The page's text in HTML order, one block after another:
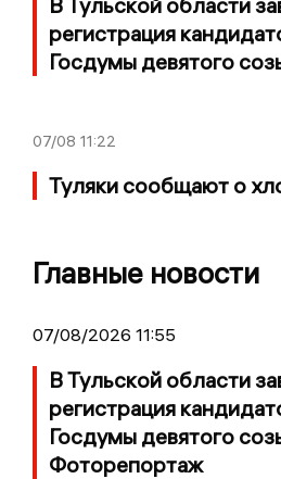
регистрация
Госдумы девятого
07/08 11:22
Туляки сообщают о
Главные новости
07/08/2026 11:55
В Тульской области
регистрация
Госдумы девятого
Фоторепортаж